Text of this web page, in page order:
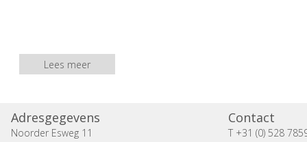
Lees meer
Adresgegevens
Noorder Esweg 11
Contact
T +31 (0) 528